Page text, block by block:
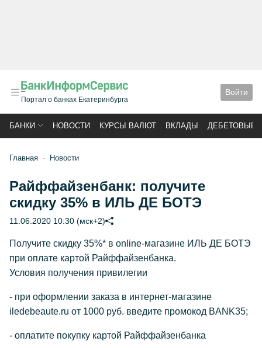
Портал о банках Екатеринбурга
Войти
БАНКИ НОВОСТИ КУРСЫ ВАЛЮТ ВКЛАДЫ ДЕБЕТОВЫЕ
Главная Новости
Райффайзенбанк: получите
скидку 35% в ИЛЬ ДЕ БОТЭ
11.06.2020 10:30 (мск+2)
Получите скидку 35%* в online-магазине ИЛЬ ДЕ БОТЭ
при оплате картой Райффайзенбанка.
Условия получения привилегии
- при оформлении заказа в интернет-магазине
iledebeaute.ru от 1000 руб. введите промокод BANK35;
- оплатите покупку картой Райффайзенбанка